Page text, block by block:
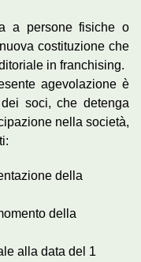
a persone fisiche o
costituzione che
in franchising.
agevolazione è
soci, che detenga
nella società,
della
della
alla data del 1